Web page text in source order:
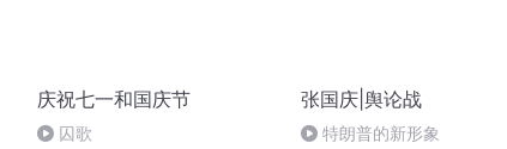
庆祝七一和国庆节
囚歌
张国庆|舆论战
特朗普的新形象